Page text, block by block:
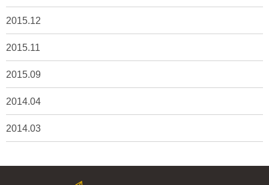
2015.12
2015.11
2015.09
2014.04
2014.03